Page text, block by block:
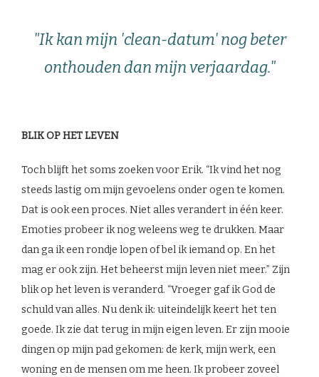
"Ik kan mijn 'clean-datum' nog beter
onthouden dan mijn verjaardag."
BLIK OP HET LEVEN
Toch blijft het soms zoeken voor Erik. “Ik vind het nog
steeds lastig om mijn gevoelens onder ogen te komen.
Dat is ook een proces. Niet alles verandert in één keer.
Emoties probeer ik nog weleens weg te drukken. Maar
dan ga ik een rondje lopen of bel ik iemand op. En het
mag er ook zijn. Het beheerst mijn leven niet meer.” Zijn
blik op het leven is veranderd. “Vroeger gaf ik God de
schuld van alles. Nu denk ik: uiteindelijk keert het ten
goede. Ik zie dat terug in mijn eigen leven. Er zijn mooie
dingen op mijn pad gekomen: de kerk, mijn werk, een
woning en de mensen om me heen. Ik probeer zoveel